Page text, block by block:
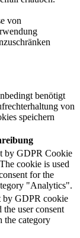
von
benötigt
von
speichern
by GDPR Cookie
cookie is used
for the
"Analytics".
by GDPR cookie
the user consent
the category